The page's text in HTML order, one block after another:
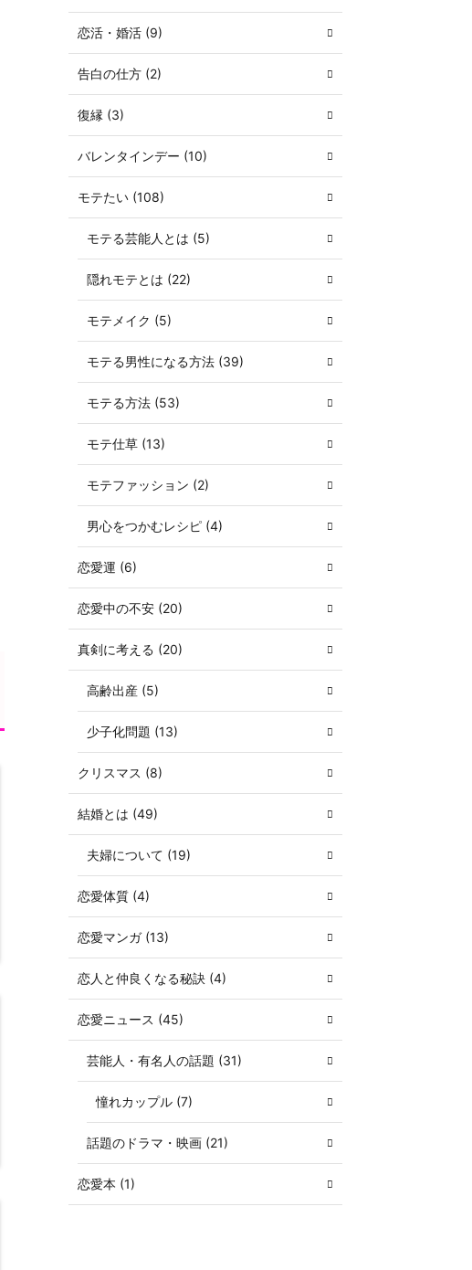
恋活・婚活 (9)
告白の仕方 (2)
復縁 (3)
バレンタインデー (10)
モテたい (108)
モテる芸能人とは (5)
隠れモテとは (22)
モテメイク (5)
モテる男性になる方法 (39)
モテる方法 (53)
モテ仕草 (13)
モテファッション (2)
男心をつかむレシピ (4)
恋愛運 (6)
恋愛中の不安 (20)
真剣に考える (20)
高齢出産 (5)
少子化問題 (13)
クリスマス (8)
結婚とは (49)
夫婦について (19)
恋愛体質 (4)
恋愛マンガ (13)
恋人と仲良くなる秘訣 (4)
恋愛ニュース (45)
芸能人・有名人の話題 (31)
憧れカップル (7)
話題のドラマ・映画 (21)
恋愛本 (1)